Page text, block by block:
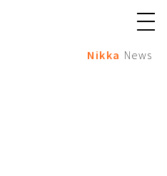
メ
ュ
Nikka News